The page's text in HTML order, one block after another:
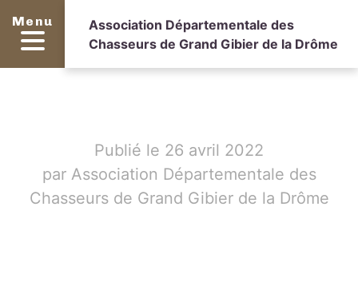
Menu
Association Départementale des
Chasseurs de Grand Gibier de la Drôme
Publié le 26 avril 2022
par Association Départementale des
Chasseurs de Grand Gibier de la Drôme